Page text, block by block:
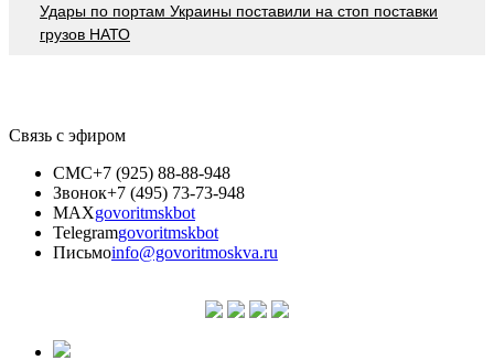
Удары по портам Украины поставили на стоп поставки
грузов НАТО
Связь с эфиром
СМС+7 (925) 88-88-948
Звонок+7 (495) 73-73-948
MAXgovoritmskbot
Telegramgovoritmskbot
Письмоinfo@govoritmoskva.ru